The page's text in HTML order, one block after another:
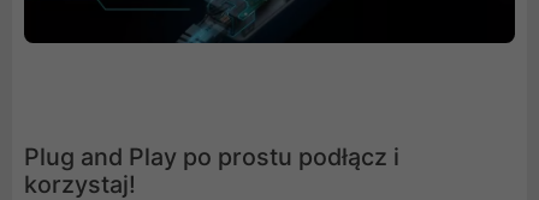
Plug and Play po prostu podłącz i
korzystaj!